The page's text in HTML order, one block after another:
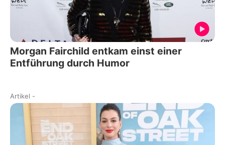
Morgan Fairchild entkam einst einer
Entführung durch Humor
Artikel -